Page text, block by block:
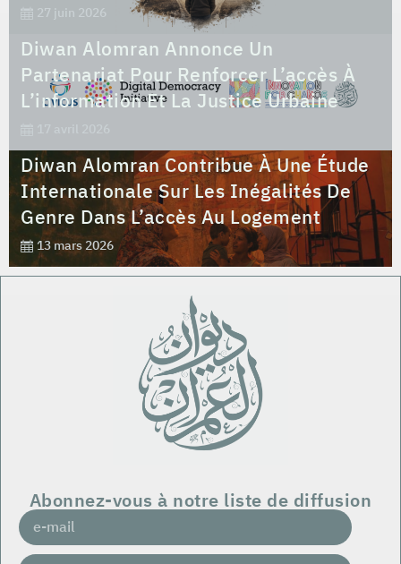
27 juin 2026
Diwan Alomran Annonce Un
Partenariat Pour Renforcer L’accès À
L’information Et La Justice Urbaine
Diwan Alomran Contribue À Une Étude
Internationale Sur Les Inégalités De
Genre Dans L’accès Au Logement
13 mars 2026
Abonnez-vous à notre liste de diffusion